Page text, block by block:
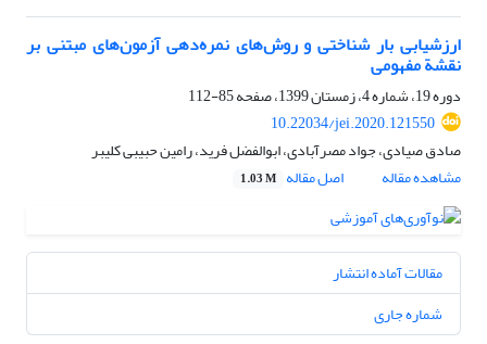
ارزشیابی بار شناختی و روش‌های نمره‌دهی آزمون‌های مبتنی بر
نقشة مفهومی
دوره 19، شماره 4، زمستان 1399، صفحه
85-112
10.22034/jei.2020.121550
صادق صیادی، جواد مصرآبادی، ابوالفضل فرید، رامین حبیبی کلیبر
مشاهده مقاله
اصل مقاله 1.03 M
مقالات آماده انتشار
شماره جاری